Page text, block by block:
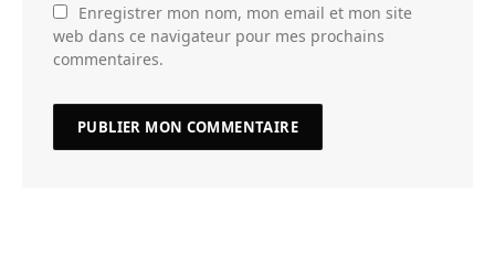
Enregistrer mon nom, mon email et mon site
web dans ce navigateur pour mes prochains
commentaires.